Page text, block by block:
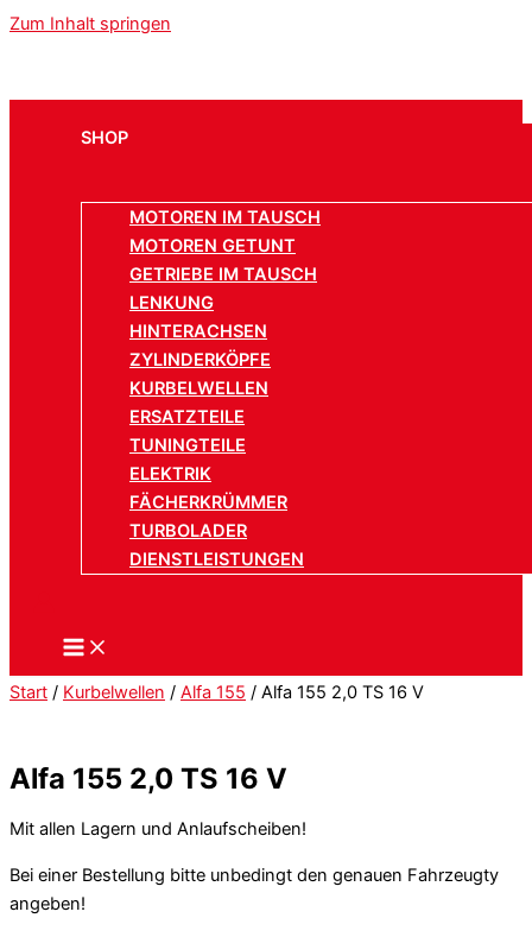
Zum Inhalt springen
SHOP
MOTOREN IM TAUSCH
MOTOREN GETUNT
GETRIEBE IM TAUSCH
LENKUNG
HINTERACHSEN
ZYLINDERKÖPFE
KURBELWELLEN
ERSATZTEILE
TUNINGTEILE
ELEKTRIK
FÄCHERKRÜMMER
TURBOLADER
DIENSTLEISTUNGEN
Start / Kurbelwellen / Alfa 155 / Alfa 155 2,0 TS 16 V
Alfa 155 2,0 TS 16 V
Mit allen Lagern und Anlaufscheiben!
Bei einer Bestellung bitte unbedingt den genauen Fahrzeugty
angeben!